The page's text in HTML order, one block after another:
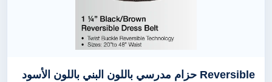
Reversible حزام مدرسي باللون البني باللون الأسود